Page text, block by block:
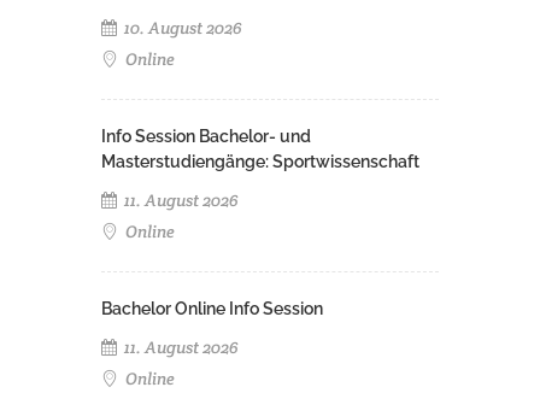
10. August 2026
Online
Info Session Bachelor- und
Masterstudiengänge: Sportwissenschaft
11. August 2026
Online
Bachelor Online Info Session
11. August 2026
Online